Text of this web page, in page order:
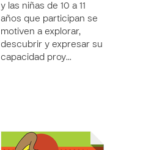
y las niñas de 10 a 11
años que participan se
motiven a explorar,
descubrir y expresar su
capacidad proy…